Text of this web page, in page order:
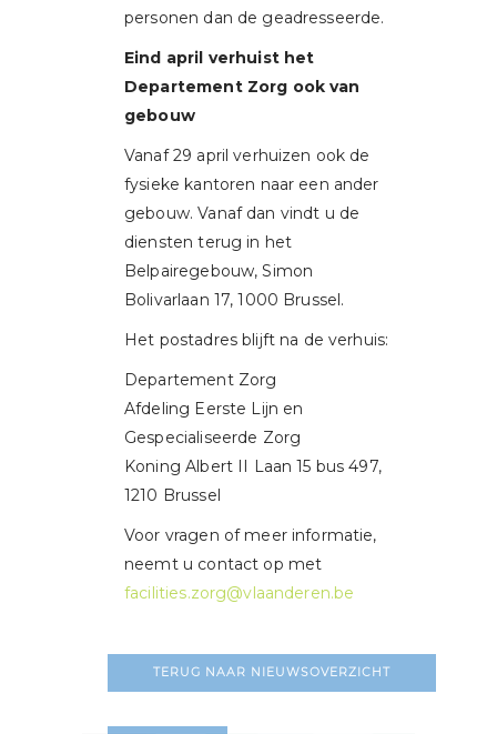
personen dan de geadresseerde.
Eind april verhuist het
Departement Zorg ook van
gebouw
Vanaf 29 april verhuizen ook de
fysieke kantoren naar een ander
gebouw. Vanaf dan vindt u de
diensten terug in het
Belpairegebouw, Simon
Bolivarlaan 17, 1000 Brussel.
Het postadres blijft na de verhuis:
Departement Zorg
Afdeling Eerste Lijn en
Gespecialiseerde Zorg
Koning Albert II Laan 15 bus 497,
1210 Brussel
Voor vragen of meer informatie,
neemt u contact op met
facilities.zorg@vlaanderen.be
TERUG NAAR NIEUWSOVERZICHT